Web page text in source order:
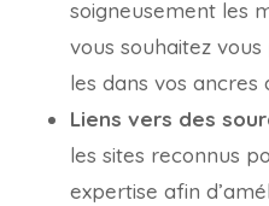
soigneusement les
vous souhaitez
les dans vos ancres
Liens vers des
les sites reconnus
expertise afin